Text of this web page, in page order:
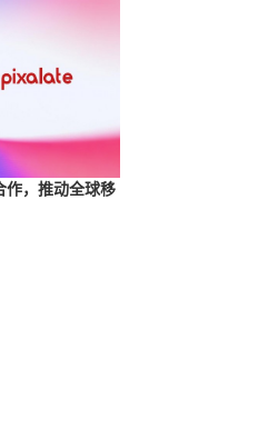
，推动全球移